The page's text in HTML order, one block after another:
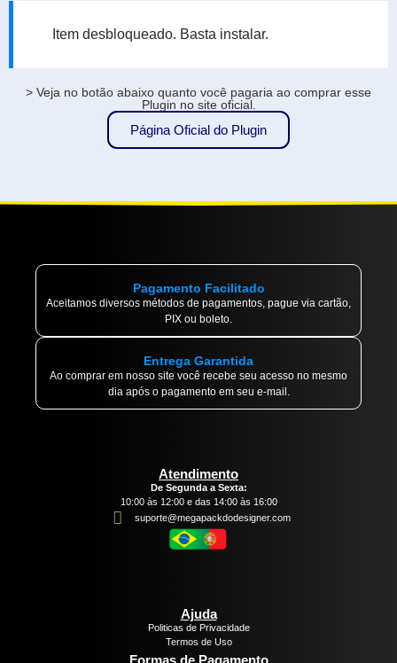
Item desbloqueado. Basta instalar.
> Veja no botão abaixo quanto você pagaria ao comprar esse
Plugin no site oficial.
Página Oficial do Plugin
Pagamento Facilitado
Aceitamos diversos métodos de pagamentos, pague via cartão,
PIX ou boleto.
Entrega Garantida
Ao comprar em nosso site você recebe seu acesso no mesmo
dia após o pagamento em seu e-mail.
Atendimento
De Segunda a Sexta:
10:00 às 12:00 e das 14:00 às 16:00
suporte@megapackdodesigner.com
Ajuda
Politicas de Privacidade
Termos de Uso